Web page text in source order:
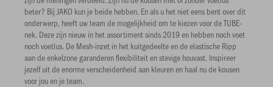
beter? Bij JAKO kun je beide hebben. En als u het niet eens bent over dit
onderwerp, heeft uw team de mogelijkheid om te kiezen voor de TUBE-
nek. Deze zijn nieuw in het assortiment sinds 2019 en hebben noch voet
noch voetlus. De Mesh-inzet in het kuitgedeelte en de elastische Ripp
aan de enkelzone garanderen flexibiliteit en stevige houvast. Inspireer
jezelf uit de enorme verscheidenheid aan kleuren en haal nu de kousen
voor jou en je team.